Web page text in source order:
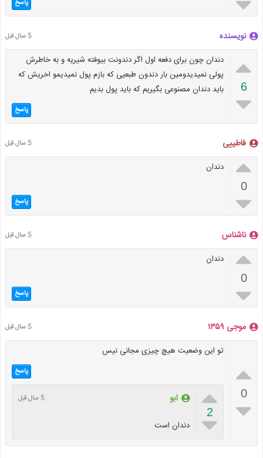
پاسخ
نویسنده 5 سال قبل

6

دندان چون برای دفعه اول اگر دندونت بیوفته شیریه و به خاطرش
پولی نمیدیدومین بار دندون طبعیی که بازم پول نمیدیمو اخریش که
باید دندان مصنوعی بگیریم که باید پول بدیم
پاسخ
فاطییی 5 سال قبل

0

دندان
پاسخ
ناشناس 5 سال قبل

0

دندان
پاسخ
موجی ۱۳۵۹ 5 سال قبل

0

تو این وضعیت هیچ چیزی مجانی نیس
پاسخ

2

ابو 5 سال قبل
دندان است